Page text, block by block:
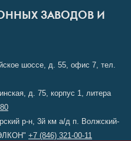
ЗАВОДОВ И
шоссе, д. 55, офис 7, тел.
д. 75, корпус 1, литера
р-н, 3й км а/д п. Волжский-
+7 (846) 321-00-11